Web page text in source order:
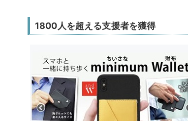
1800人を超える支援者を獲得